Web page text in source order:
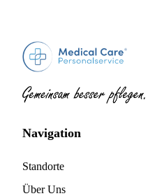
Navigation
Standorte
Über Uns